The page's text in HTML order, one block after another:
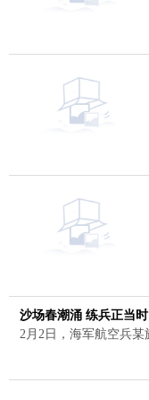
沙场春潮涌 练兵正当时
2月2日，海军航空兵某